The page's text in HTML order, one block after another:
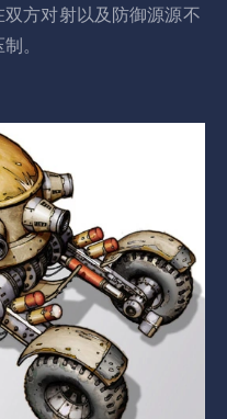
方对射以及防御源源不
。